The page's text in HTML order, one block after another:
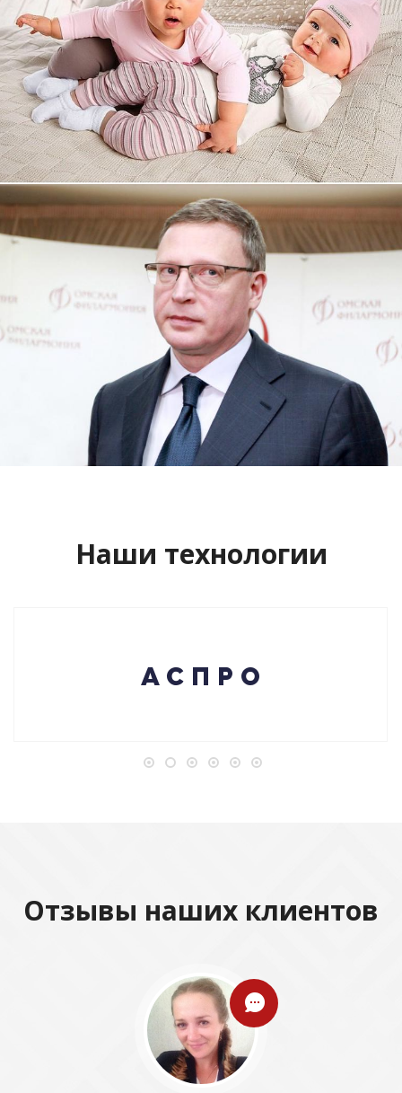
Увеличили выручку интернет-
магазину topdatop.ru на 25%!
Смотреть проект
Сайт кандидата в губернаторы
Буркова Александра Леонидовича
Смотреть проект
Наши технологии
Отзывы наших клиентов